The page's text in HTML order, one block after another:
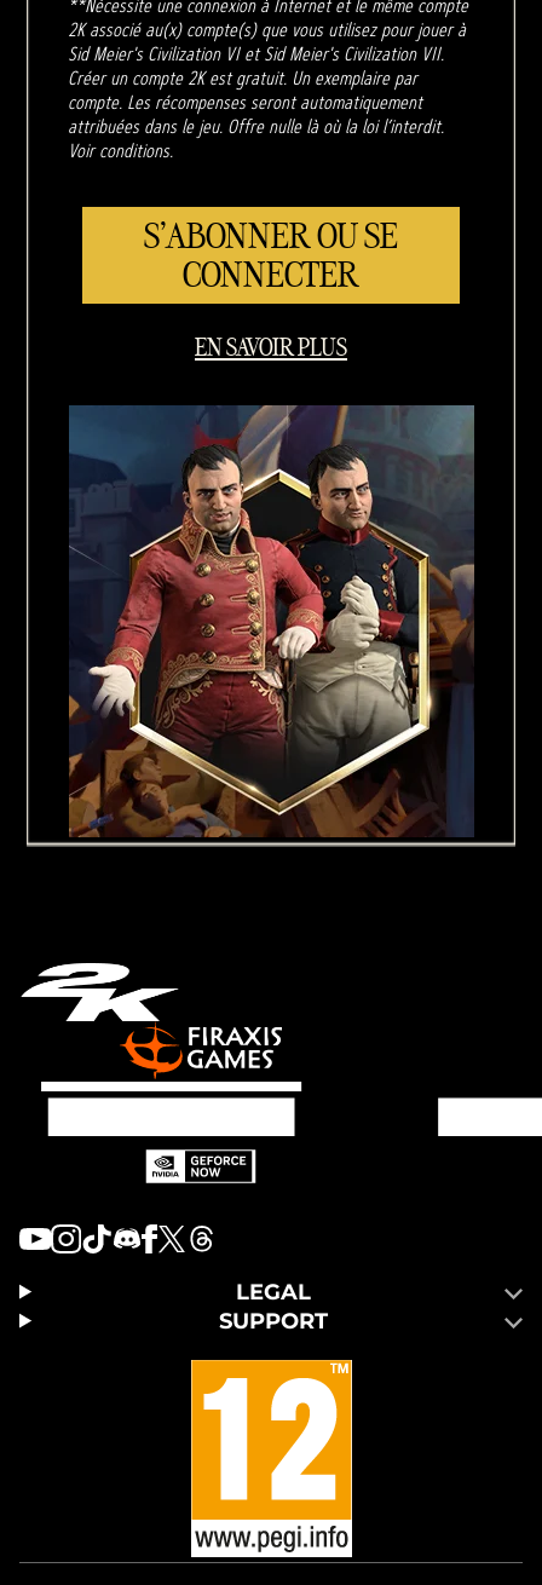
2K associé au(x) compte(s) que vous utilisez pour jouer à
Sid Meier's Civilization VI et Sid Meier's Civilization VII.
Créer un compte 2K est gratuit. Un exemplaire par
compte. Les récompenses seront automatiquement
attribuées dans le jeu. Offre nulle là où la loi l’interdit.
Voir conditions.
S'ABONNER OU SE
CONNECTER
EN SAVOIR PLUS
LEGAL
SUPPORT